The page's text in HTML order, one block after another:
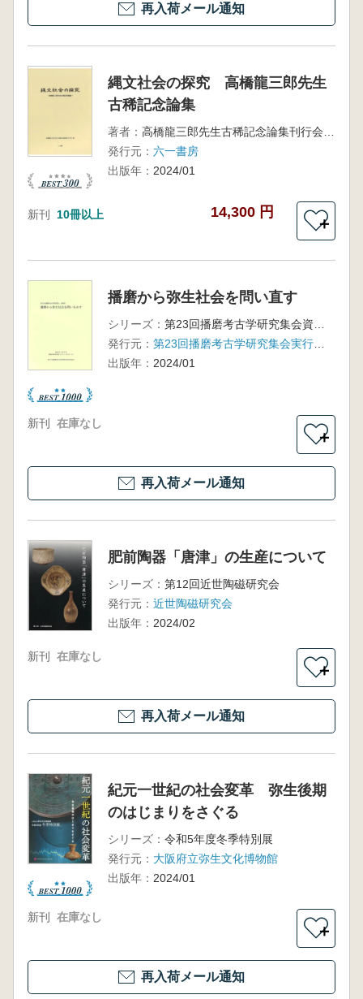
再入荷メール通知
縄文社会の探究 高橋龍三郎先生
古稀記念論集
著者：
発行元： 六一書房
出版年： 2024/01
新刊 10冊以上 14,300 円
＋
播磨から弥生社会を問い直す
シリーズ：
発行元：
第23回播磨考古学研究集会実行委員会
出版年： 2024/01
新刊 在庫なし
＋
再入荷メール通知
肥前陶器「唐津」の生産について
シリーズ： 第12回近世陶磁研究会
発行元： 近世陶磁研究会
出版年： 2024/02
新刊 在庫なし
＋
再入荷メール通知
紀元一世紀の社会変革 弥生後期
のはじまりをさぐる
シリーズ： 令和5年度冬季特別展
発行元： 大阪府立弥生文化博物館
出版年： 2024/01
新刊 在庫なし
＋
再入荷メール通知